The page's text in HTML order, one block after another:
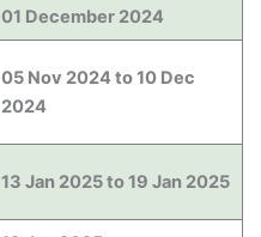
01 December 2024
05 Nov 2024 to 10 Dec
2024
13 Jan 2025 to 19 Jan 2025